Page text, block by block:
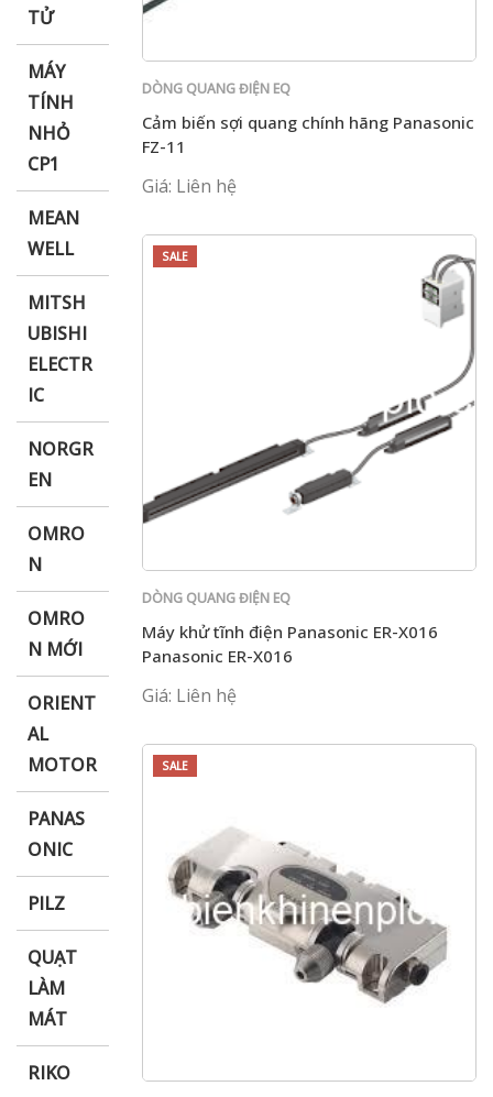
TỬ
MÁY
TÍNH
NHỎ
CP1
MEAN
WELL
MITSH
UBISHI
ELECTR
IC
NORGR
EN
OMRO
N
OMRO
N MỚI
ORIENT
AL
MOTOR
PANAS
ONIC
PILZ
QUẠT
LÀM
MÁT
RIKO
DÒNG QUANG ĐIỆN EQ
Cảm biến sợi quang chính hãng Panasonic
FZ-11
Giá: Liên hệ
SALE
DÒNG QUANG ĐIỆN EQ
Máy khử tĩnh điện Panasonic ER-X016
Panasonic ER-X016
Giá: Liên hệ
SALE